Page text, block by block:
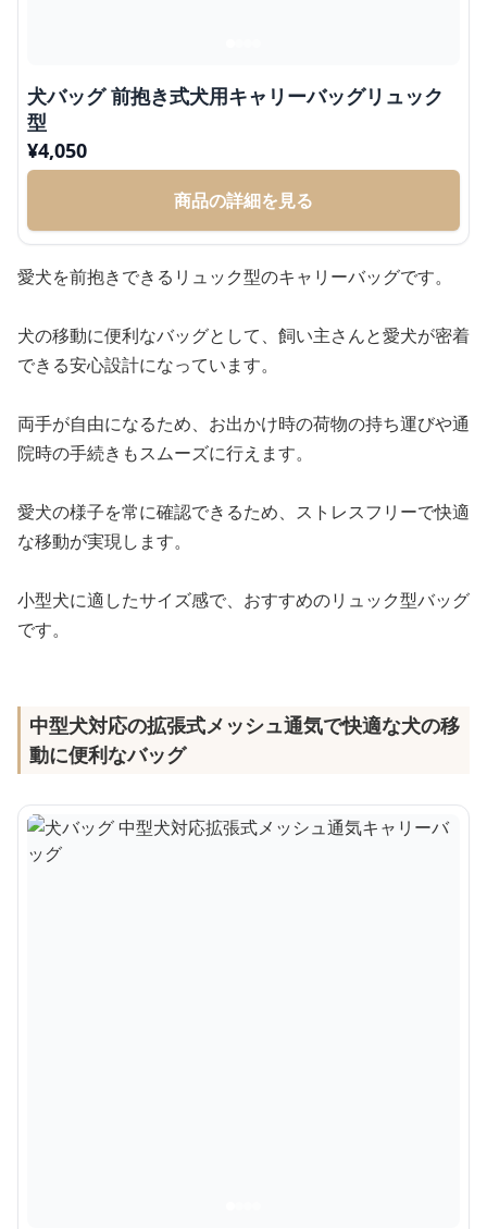
犬バッグ 前抱き式犬用キャリーバッグリュック
型
¥4,050
商品の詳細を見る
愛犬を前抱きできるリュック型のキャリーバッグです。
犬の移動に便利なバッグとして、飼い主さんと愛犬が密着
できる安心設計になっています。
両手が自由になるため、お出かけ時の荷物の持ち運びや通
院時の手続きもスムーズに行えます。
愛犬の様子を常に確認できるため、ストレスフリーで快適
な移動が実現します。
小型犬に適したサイズ感で、おすすめのリュック型バッグ
です。
中型犬対応の拡張式メッシュ通気で快適な犬の移
動に便利なバッグ